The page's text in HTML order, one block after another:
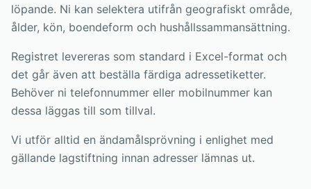
löpande. Ni kan selektera utifrån geografiskt område,
ålder, kön, boendeform och hushållssammansättning.
Registret levereras som standard i Excel-format och
det går även att beställa färdiga adressetiketter.
Behöver ni telefonnummer eller mobilnummer kan
dessa läggas till som tillval.
Vi utför alltid en ändamålsprövning i enlighet med
gällande lagstiftning innan adresser lämnas ut.